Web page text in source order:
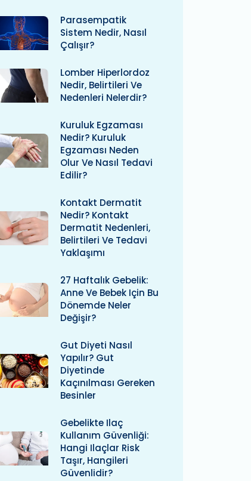
Parasempatik
Sistem Nedir, Nasıl
Çalışır?
Lomber Hiperlordoz
Nedir, Belirtileri Ve
Nedenleri Nelerdir?
Kuruluk Egzaması
Nedir? Kuruluk
Egzaması Neden
Olur Ve Nasıl Tedavi
Edilir?
Kontakt Dermatit
Nedir? Kontakt
Dermatit Nedenleri,
Belirtileri Ve Tedavi
Yaklaşımı
27 Haftalık Gebelik:
Anne Ve Bebek Için Bu
Dönemde Neler
Değişir?
Gut Diyeti Nasıl
Yapılır? Gut
Diyetinde
Kaçınılması Gereken
Besinler
Gebelikte Ilaç
Kullanım Güvenliği:
Hangi Ilaçlar Risk
Taşır, Hangileri
Güvenlidir?